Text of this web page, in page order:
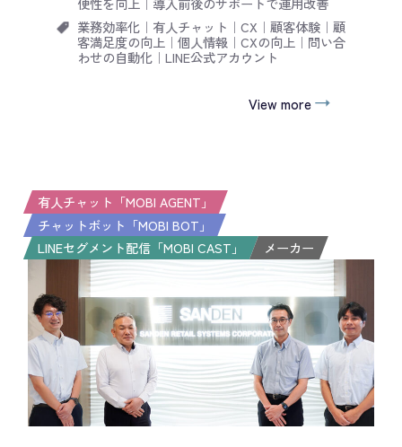
業務効率化｜ 有人チャット ｜ CX ｜ 顧客体験｜ 顧
客満足度の向上 ｜ 個人情報 ｜ CXの向上 ｜ 問い合
わせの自動化｜ LINE公式アカウント
View more
有人チャット「MOBI AGENT」
チャットボット「MOBI BOT」
LINEセグメント配信「MOBI CAST」
メーカー